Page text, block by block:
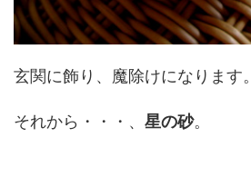
玄関に飾り、魔除けになります。
それから・・・、 星の砂。